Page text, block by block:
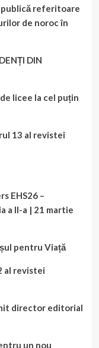
referitoare
de noroc în
DIN
licee la cel puțin
13 al revistei
EHS26 –
a II-a | 21 martie
pentru Viață
al revistei
director editorial
un nou